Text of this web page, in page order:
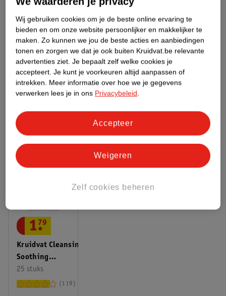
Bestel & Bezorginformatie
Bekijk ook
Maybelline Alle Concealer
Hoe controleren wij de reviews?
ANDEREN KOCHTEN OOK
Kruidvat Cleansing
Soothing
Gezichtsreinigingsdoekjes
25 stuks
1.
79
119
Wij gebruiken cookies om je de beste online ervaring te
bieden en om onze website persoonlijker en makkelijker te
maken. Zo kunnen we jou de beste acties en aanbiedingen
tonen en zorgen we dat je ook buiten Kruidvat.be relevante
advertenties ziet. Je bepaalt zelf welke cookies je
accepteert. Je kunt je voorkeuren altijd aanpassen of
intrekken. Meer informatie over hoe we je gegevens
verwerken lees je in ons Privacybeleid.
Zelf cookies beheren
Weigeren
Accepteer